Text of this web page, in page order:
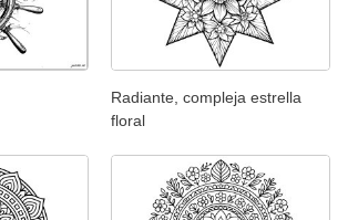
Radiante, compleja estrella
floral